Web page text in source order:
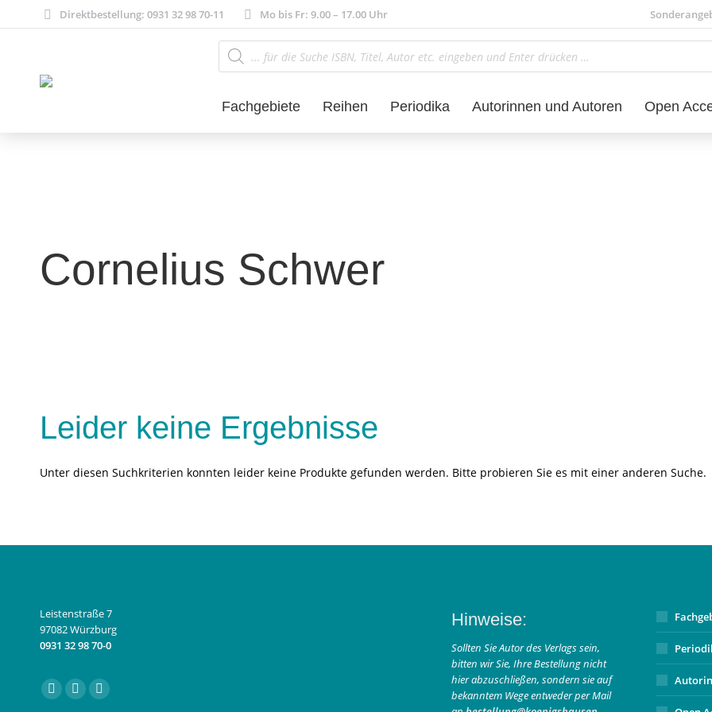
Direktbestellung: 0931 32 98 70-11 Mo bis Fr: 9.00 – 17.00 Uhr
Products
search
Fachgebiete Reihen Periodika Autorinnen und Autoren Open
Cornelius Schwer
Leider keine Ergebnisse
Unter diesen Suchkriterien konnten leider keine Produkte gefunden werden. Bitte probieren Sie es mit einer anderen Suche.
Leistenstraße 7
97082 Würzburg
0931 32 98 70-0
Finden Sie uns auf:
FacebookInstagram
E-
Hinweise:
Sollten Sie Autor des Verlags sein,
bitten wir Sie, Ihre Bestellung nicht
hier abzuschließen, sondern sie auf
bekanntem Wege entweder per Mail